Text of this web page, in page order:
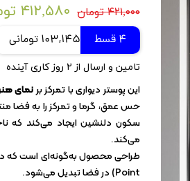
کاغذ دیواری پتینه
کاغذدیواری طرح دار
کاغذ دیواری آلبومی
کاغذ دیواری ارزان
کاغذ دیواری سلطنتی
۴۲۱,۰۰۰ تومان ۴۱۲,۵۸۰ تومان
4 قسط 103,145 تومانی
تامین و ارسال از ۲ روز کاری آینده
این پوستر دیواری با تمرکز بر نمای
حس عمق، گرما و تمرکز را به فضا
سکون دلنشین ایجاد می‌کند که
می‌کند.
Point) در فضا تبدیل می‌شود.